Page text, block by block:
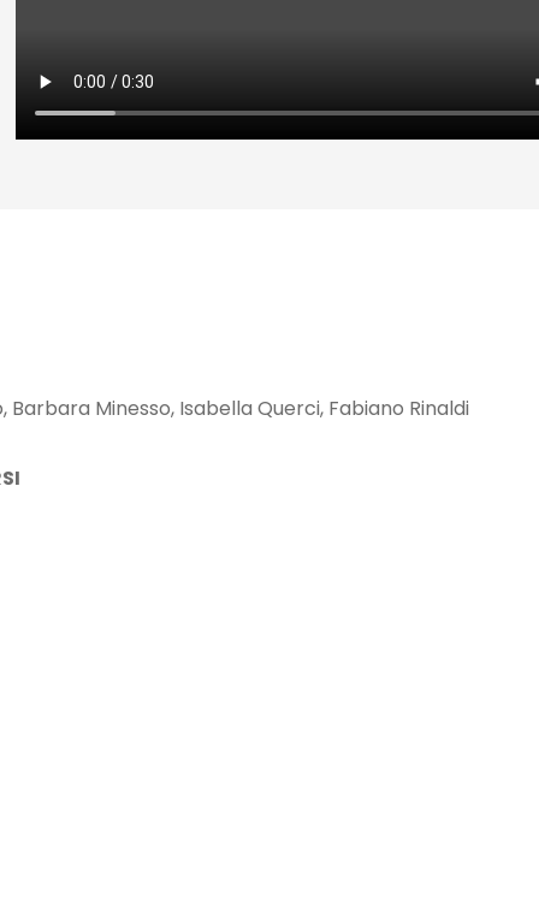
Minesso, Isabella Querci, Fabiano Rinaldi